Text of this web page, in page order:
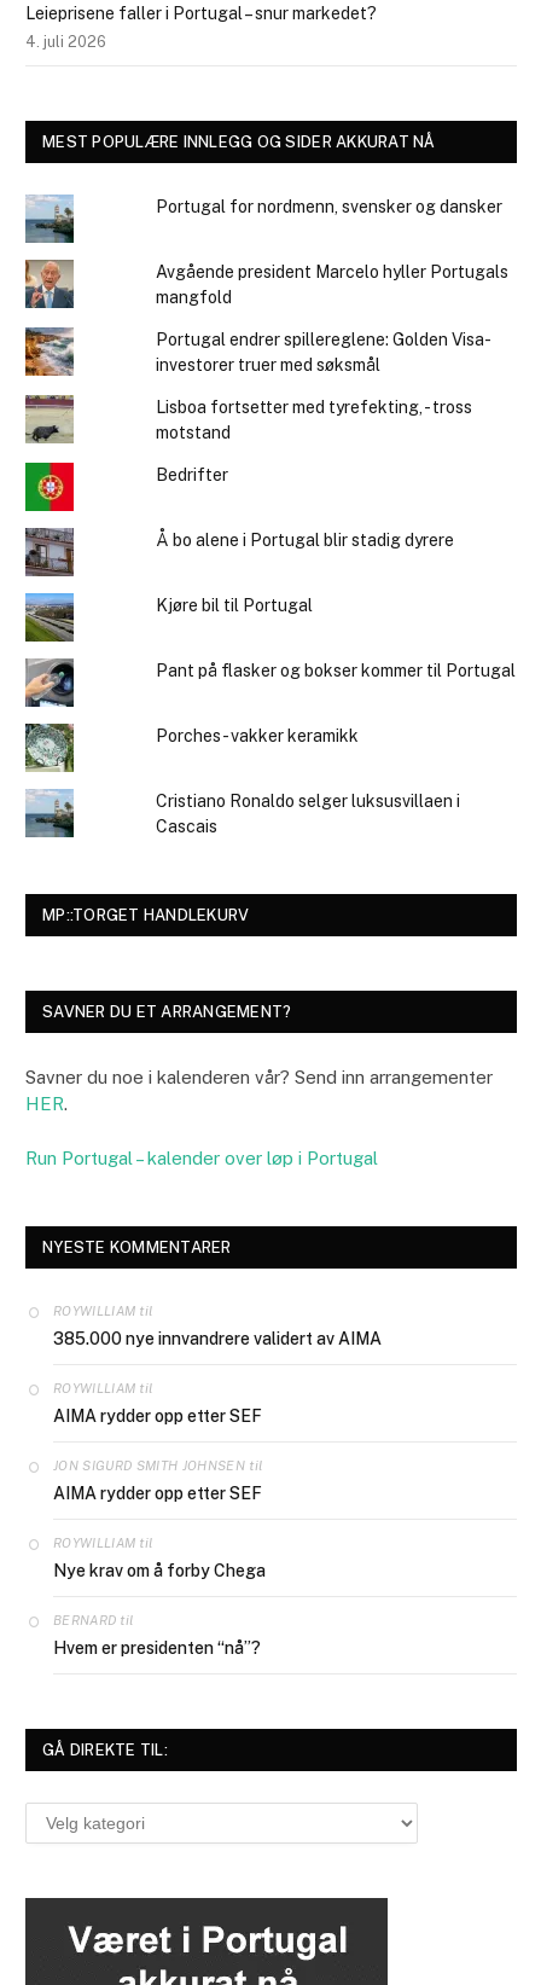
Leieprisene faller i Portugal – snur markedet?
4. juli 2026
MEST POPULÆRE INNLEGG OG SIDER AKKURAT NÅ
Portugal for nordmenn, svensker og dansker
Avgående president Marcelo hyller Portugals
mangfold
Portugal endrer spillereglene: Golden Visa-
investorer truer med søksmål
Lisboa fortsetter med tyrefekting, - tross
motstand
Bedrifter
Å bo alene i Portugal blir stadig dyrere
Kjøre bil til Portugal
Pant på flasker og bokser kommer til Portugal
Porches - vakker keramikk
Cristiano Ronaldo selger luksusvillaen i
Cascais
MP::TORGET HANDLEKURV
SAVNER DU ET ARRANGEMENT?
Savner du noe i kalenderen vår? Send inn arrangementer
HER.
Run Portugal – kalender over løp i Portugal
NYESTE KOMMENTARER
ROYWILLIAM til
385.000 nye innvandrere validert av AIMA
ROYWILLIAM til
AIMA rydder opp etter SEF
JON SIGURD SMITH JOHNSENtil
AIMA rydder opp etter SEF
ROYWILLIAM til
Nye krav om å forby Chega
BERNARD til
Hvem er presidenten “nå”?
GÅ DIREKTE TIL:
direkte